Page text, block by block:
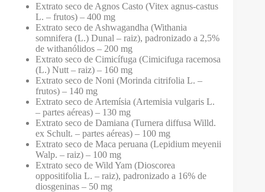
Extrato seco de Agnos Casto (Vitex agnus-castus
L. – frutos) – 400 mg
Extrato seco de Ashwagandha (Withania
somnifera (L.) Dunal – raiz), padronizado a 2,5%
de withanólidos – 200 mg
Extrato seco de Cimicífuga (Cimicifuga racemosa
(L.) Nutt – raiz) – 160 mg
Extrato seco de Noni (Morinda citrifolia L. –
frutos) – 140 mg
Extrato seco de Artemísia (Artemisia vulgaris L.
– partes aéreas) – 130 mg
Extrato seco de Damiana (Turnera diffusa Willd.
ex Schult. – partes aéreas) – 100 mg
Extrato seco de Maca peruana (Lepidium meyenii
Walp. – raiz) – 100 mg
Extrato seco de Wild Yam (Dioscorea
oppositifolia L. – raiz), padronizado a 16% de
diosgeninas – 50 mg